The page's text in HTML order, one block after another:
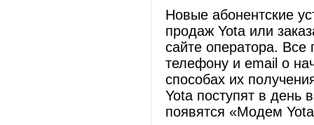
Новые абонентские
продаж Yota или
сайте оператора. Все
телефону и email о
способах их
Yota поступят в день
появятся «Модем